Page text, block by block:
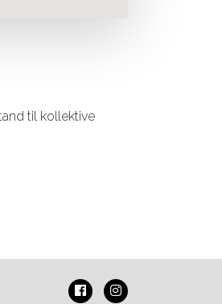
til kollektive